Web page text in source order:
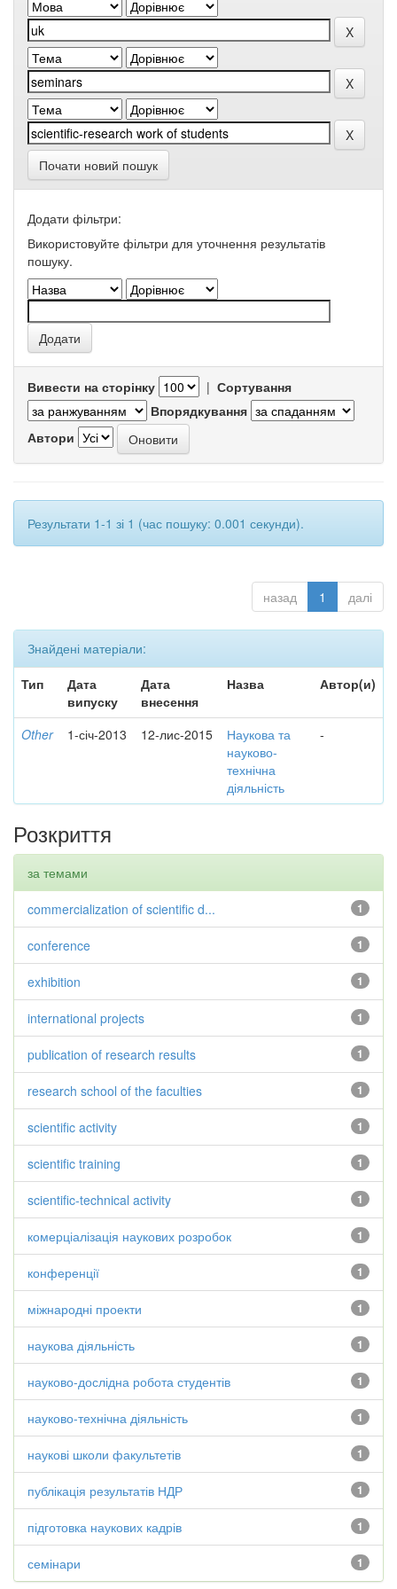
Почати новий пошук
Додати фільтри:
Використовуйте фільтри для уточнення результатів
пошуку.
Вивести на сторінку | Сортування
Впорядкування
Автори
Результати 1-1 зі 1 (час пошуку: 0.001 секунди).
назад 1 далі
Знайдені матеріали:
Тип
Дата
випуску
Дата
внесення
Назва Автор(и)
Other 1-січ-2013 12-лис-2015
Наукова та
науково-
технічна
діяльність
-
Розкриття
за темами
1
commercialization of scientific d...
1
conference
1
exhibition
1
international projects
1
publication of research results
1
research school of the faculties
1
scientific activity
1
scientific training
1
scientific-technical activity
1
комерціалізація наукових розробок
1
конференції
1
міжнародні проекти
1
наукова діяльність
1
науково-дослідна робота студентів
1
науково-технічна діяльність
1
наукові школи факультетів
1
публікація результатів НДР
1
підготовка наукових кадрів
1
семінари